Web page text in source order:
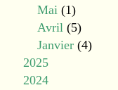
Mai (1)
Avril (5)
Janvier (4)
2025
2024